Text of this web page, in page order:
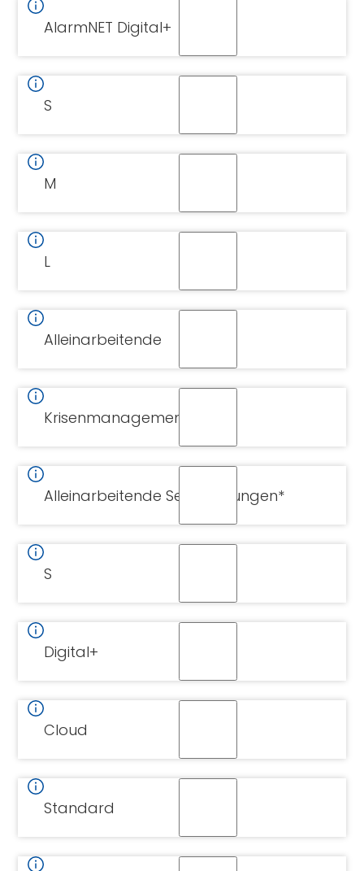
AlarmNET Digital+
S
M
L
Alleinarbeitende
Krisenmanagement
Alleinarbeitende Serverlösungen*
S
Digital+
Cloud
Standard